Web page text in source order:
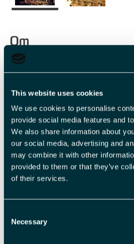
This website uses cookies
We use cookies to personalise
provide social media features and
We also share information about
our social media, advertising and
may combine it with other
provided to them or that they’ve
of their services.
Selection
Necessary
Om
Det gamle vinmonopolet er pusset opp
I rommet der gruvearbeiderne hentet
arrangerer vi champagnesmaking.
innholdsrikt, og omfatter flere flasker